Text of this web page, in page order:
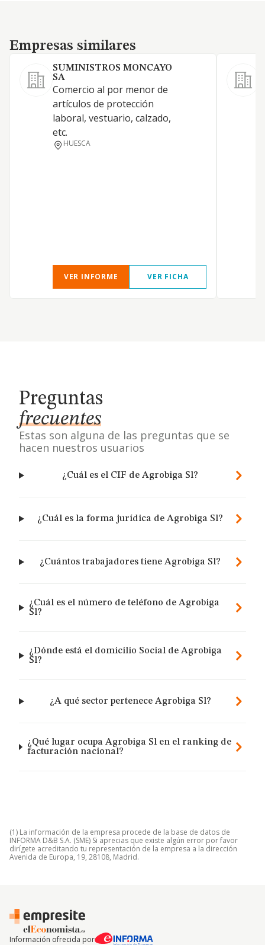
Empresas similares
Empresas similares
SUMINISTROS MONCAYO
SA
Comercio al por menor de
artículos de protección
laboral, vestuario, calzado,
etc.
HUESCA
VER INFORME VER FICHA
Preguntas
frecuentes
Estas son alguna de las preguntas que se
hacen nuestros usuarios
¿Cuál es el CIF de Agrobiga Sl?
¿Cuál es la forma jurídica de Agrobiga Sl?
¿Cuántos trabajadores tiene Agrobiga Sl?
¿Cuál es el número de teléfono de Agrobiga
Sl?
¿Dónde está el domicilio Social de Agrobiga
Sl?
¿A qué sector pertenece Agrobiga Sl?
¿Qué lugar ocupa Agrobiga Sl en el ranking de
facturación nacional?
(1) La información de la empresa procede de la base de datos de
INFORMA D&B S.A. (SME) Si aprecias que existe algún error por favor
dirígete acreditando tu representación de la empresa a la dirección
Avenida de Europa, 19, 28108, Madrid.
Información ofrecida por